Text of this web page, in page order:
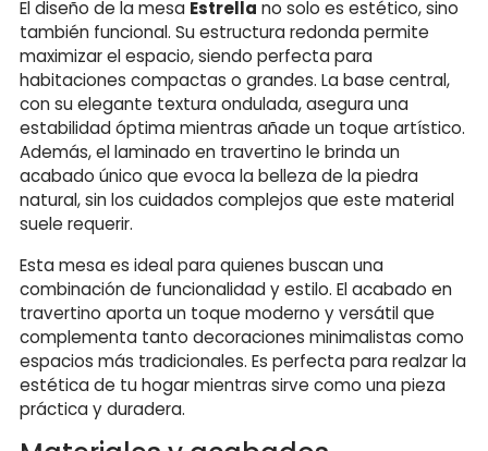
El diseño de la mesa Estrella no solo es estético, sino
también funcional. Su estructura redonda permite
maximizar el espacio, siendo perfecta para
habitaciones compactas o grandes. La base central,
con su elegante textura ondulada, asegura una
estabilidad óptima mientras añade un toque artístico.
Además, el laminado en travertino le brinda un
acabado único que evoca la belleza de la piedra
natural, sin los cuidados complejos que este material
suele requerir.
Esta mesa es ideal para quienes buscan una
combinación de funcionalidad y estilo. El acabado en
travertino aporta un toque moderno y versátil que
complementa tanto decoraciones minimalistas como
espacios más tradicionales. Es perfecta para realzar la
estética de tu hogar mientras sirve como una pieza
práctica y duradera.